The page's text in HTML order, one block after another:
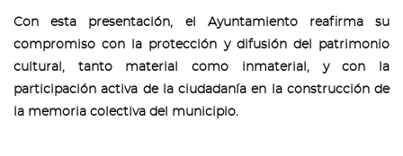
Con esta presentación, el Ayuntamiento reafirma su
compromiso con la protección y difusión del patrimonio
cultural, tanto material como inmaterial, y con la
participación activa de la ciudadanía en la construcción de
la memoria colectiva del municipio.